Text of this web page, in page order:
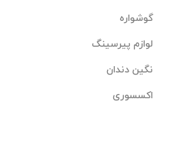
گوشواره
لوازم پیرسینگ
نگین دندان
اکسسوری